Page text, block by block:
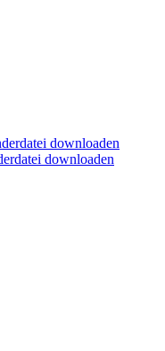
downloaden
downloaden